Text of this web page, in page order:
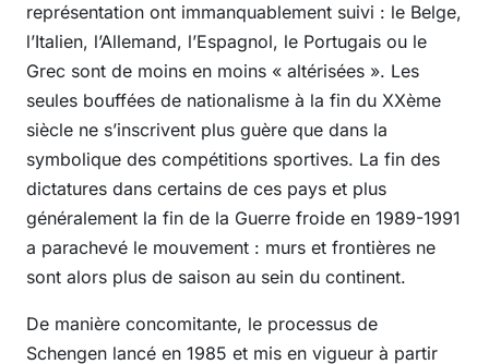
représentation ont immanquablement suivi : le Belge,
l’Italien, l’Allemand, l’Espagnol, le Portugais ou le
Grec sont de moins en moins « altérisées ». Les
seules bouffées de nationalisme à la fin du XXème
siècle ne s’inscrivent plus guère que dans la
symbolique des compétitions sportives. La fin des
dictatures dans certains de ces pays et plus
généralement la fin de la Guerre froide en 1989-1991
a parachevé le mouvement : murs et frontières ne
sont alors plus de saison au sein du continent.
De manière concomitante, le processus de
Schengen lancé en 1985 et mis en vigueur à partir